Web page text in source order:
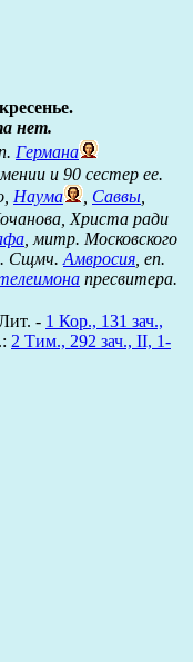
нет.
Германа
и 90 сестер ее.
Наума Саввы
Христа ради
, митр. Московского
. Сщмч. Амвросия , еп.
пресвитера.
- 1 Кор., 131 зач.,
2 Тим., 292 зач., II, 1-